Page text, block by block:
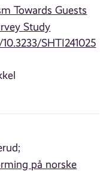
Towards Guests
Study
SHTI241025
på norske